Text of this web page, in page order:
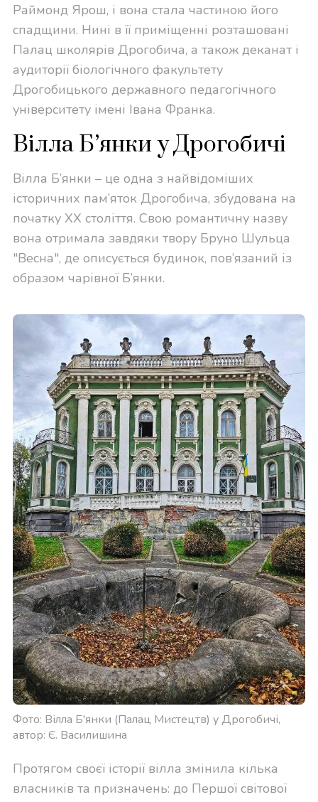
Раймонд Ярош, і вона стала частиною його
спадщини. Нині в її приміщенні розташовані
Палац школярів Дрогобича, а також деканат і
аудиторії біологічного факультету
Дрогобицького державного педагогічного
університету імені Івана Франка.
Вілла Б’янки у Дрогобичі
Вілла Б’янки – це одна з найвідоміших
історичних пам’яток Дрогобича, збудована на
початку XX століття. Свою романтичну назву
вона отримала завдяки твору Бруно Шульца
"Весна", де описується будинок, пов’язаний із
образом чарівної Б’янки.
Фото: Вілла Б'янки (Палац Мистецтв) у Дрогобичі,
автор: Є. Василишина
Протягом своєї історії вілла змінила кілька
власників та призначень: до Першої світової